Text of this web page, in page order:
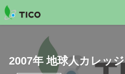
2007年 地球人カレッジ